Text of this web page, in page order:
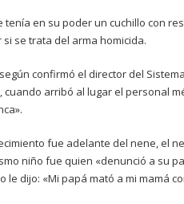
tenía en su poder un cuchillo con
se trata del arma homicida.
confirmó el director del
cuando arribó al lugar el personal
fue adelante del nene, el
niño fue quien «denunció a su
le dijo: «Mi papá mató a mi mamá